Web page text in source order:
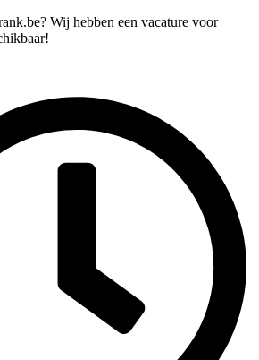
Wij hebben een vacature voor